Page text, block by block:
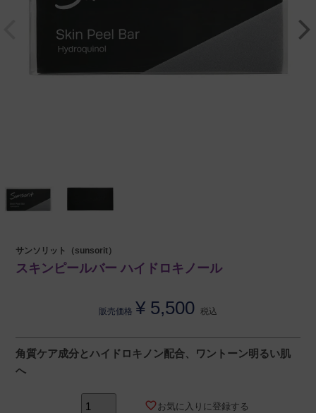
サンソリット（sunsorit）
スキンピールバー ハイドロキノール
販売価格 ¥ 5,500 税込
角質ケア成分とハイドロキノン配合、ワントーン明るい肌
へ
お気に入りに登録する